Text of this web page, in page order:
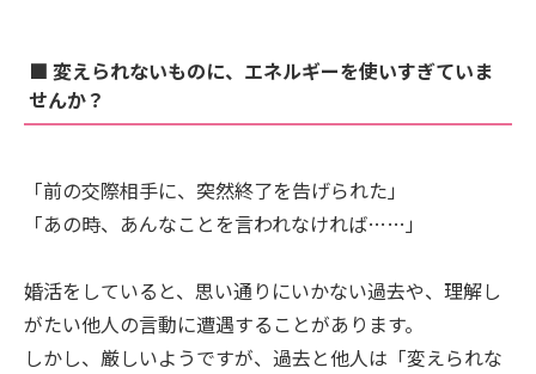
■ 変えられないものに、エネルギーを使いすぎていま
せんか？
「前の交際相手に、突然終了を告げられた」
「あの時、あんなことを言われなければ……」
婚活をしていると、思い通りにいかない過去や、理解し
がたい他人の言動に遭遇することがあります。
しかし、厳しいようですが、過去と他人は「変えられな